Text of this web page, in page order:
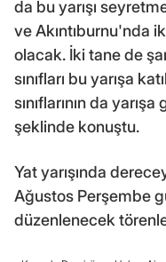
da bu yarışı
ve Akıntıburnu'nda
olacak. İki tane de
sınıfları bu yarışa
sınıflarının da
şeklinde konuştu.
Yat yarışında
Ağustos Perşembe
düzenlenecek